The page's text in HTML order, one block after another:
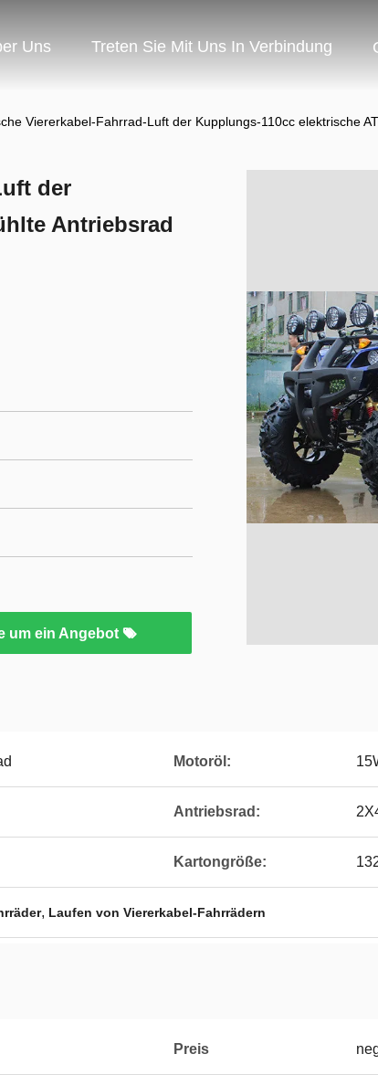
Uns Treten Sie Mit Uns In Verbindung
Viererkabel-Fahrrad-Luft der Kupplungs-110cc elektrische
der
Antriebsrad
um ein Angebot
Motoröl:
Antriebsrad:
Kartongröße:
, Laufen von Viererkabel-Fahrrädern
Preis